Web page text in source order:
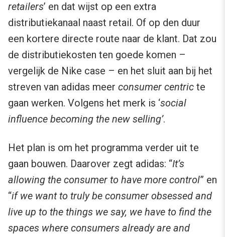
retailers’ en dat wijst op een extra
distributiekanaal naast retail. Of op den duur
een kortere directe route naar de klant. Dat zou
de distributiekosten ten goede komen –
vergelijk de Nike case – en het sluit aan bij het
streven van adidas meer consumer centric te
gaan werken. Volgens het merk is ‘social
influence becoming the new selling’.
Het plan is om het programma verder uit te
gaan bouwen. Daarover zegt adidas: “It’s
allowing the consumer to have more control” en
“if we want to truly be consumer obsessed and
live up to the things we say, we have to find the
spaces where consumers already are and